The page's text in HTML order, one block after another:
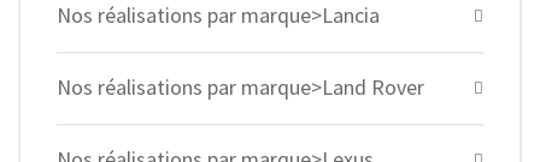
Nos réalisations par marque>Lancia
Nos réalisations par marque>Land Rover